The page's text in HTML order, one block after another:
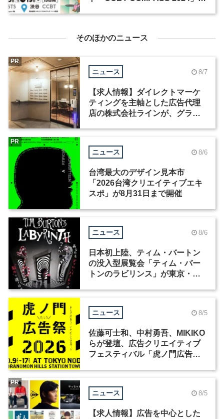
そのほかのニュース
ニュース 8/7
【求人情報】ダイレクトマーケ
ティングを主軸とした広告代理
店の株式会社ラインが、グラフ
PR
ニュース 8/6
台湾最大のデザイン見本市
「2026台湾クリエイティブエキ
スポ」が8月31日まで開催
PR
ニュース 8/6
日本初上陸、ティム・バートン
の没入型展覧会「ティム・バー
トンのラビリンス」が東京・豊
ニュース 8/5
佐藤可士和、中村勇吾、MIKIKO
らが登壇、広告クリエイティブ
フェスティバル「虎ノ門広告
ニュース 8/5
【求人情報】広告を中心とした
PR